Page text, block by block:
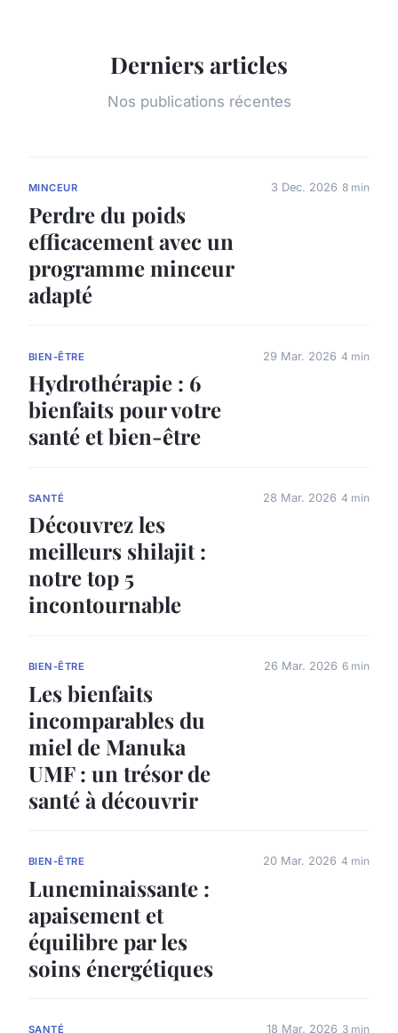
Derniers articles
Nos publications récentes
MINCEUR
Perdre du poids
efficacement avec un
programme minceur
adapté
3 Dec. 2026 8 min
BIEN-ÊTRE
Hydrothérapie : 6
bienfaits pour votre
santé et bien-être
29 Mar. 2026 4 min
SANTÉ
Découvrez les
meilleurs shilajit :
notre top 5
incontournable
28 Mar. 2026 4 min
BIEN-ÊTRE
Les bienfaits
incomparables du
miel de Manuka
UMF : un trésor de
santé à découvrir
26 Mar. 2026 6 min
BIEN-ÊTRE
Luneminaissante :
apaisement et
équilibre par les
soins énergétiques
20 Mar. 2026 4 min
SANTÉ 18 Mar. 2026 3 min